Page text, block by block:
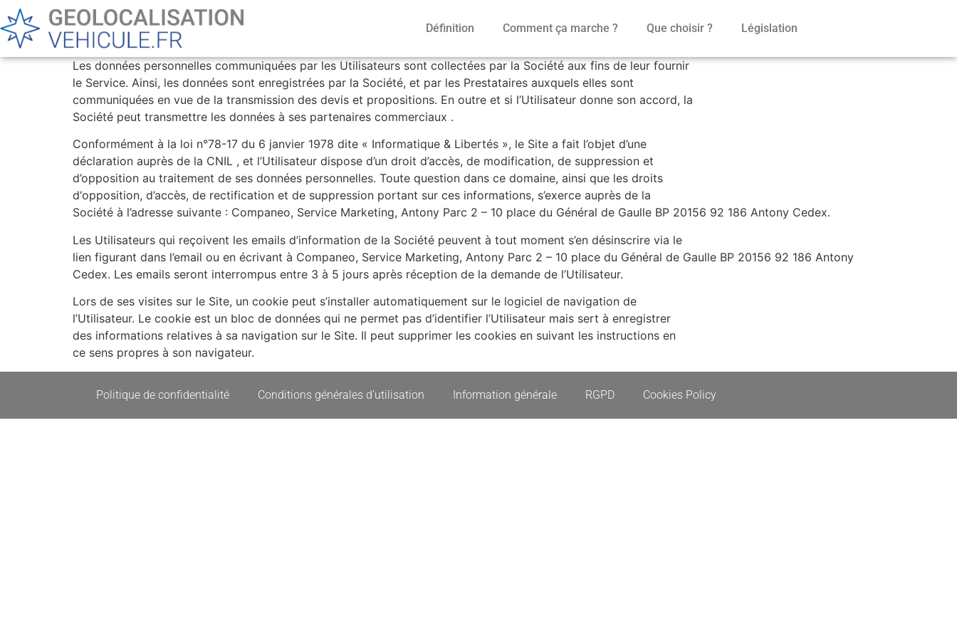
Définition Comment ça marche ? Que choisir ? Législation
Les données personnelles communiquées par les Utilisateurs sont collectées par la Société aux fins de leur fournir
le Service. Ainsi, les données sont enregistrées par la Société, et par les Prestataires auxquels elles sont
communiquées en vue de la transmission des devis et propositions. En outre et si l’Utilisateur donne son accord, la
Société peut transmettre les données à ses partenaires commerciaux .
Conformément à la loi n°78-17 du 6 janvier 1978 dite « Informatique & Libertés », le Site a fait l’objet d’une
déclaration auprès de la CNIL , et l’Utilisateur dispose d’un droit d’accès, de modification, de suppression et
d’opposition au traitement de ses données personnelles. Toute question dans ce domaine, ainsi que les droits
d‘opposition, d’accès, de rectification et de suppression portant sur ces informations, s’exerce auprès de la
Société à l’adresse suivante : Companeo, Service Marketing, Antony Parc 2 – 10 place du Général de Gaulle BP 20156 92 186 Antony Cedex.
Les Utilisateurs qui reçoivent les emails d’information de la Société peuvent à tout moment s’en désinscrire via le
lien figurant dans l’email ou en écrivant à Companeo, Service Marketing, Antony Parc 2 – 10 place du Général de Gaulle BP 20156 92 186 Antony
Cedex. Les emails seront interrompus entre 3 à 5 jours après réception de la demande de l’Utilisateur.
Lors de ses visites sur le Site, un cookie peut s’installer automatiquement sur le logiciel de navigation de
l’Utilisateur. Le cookie est un bloc de données qui ne permet pas d’identifier l’Utilisateur mais sert à enregistrer
des informations relatives à sa navigation sur le Site. Il peut supprimer les cookies en suivant les instructions en
ce sens propres à son navigateur.
Politique de confidentialité Conditions générales d’utilisation Information générale RGPD Cookies Policy